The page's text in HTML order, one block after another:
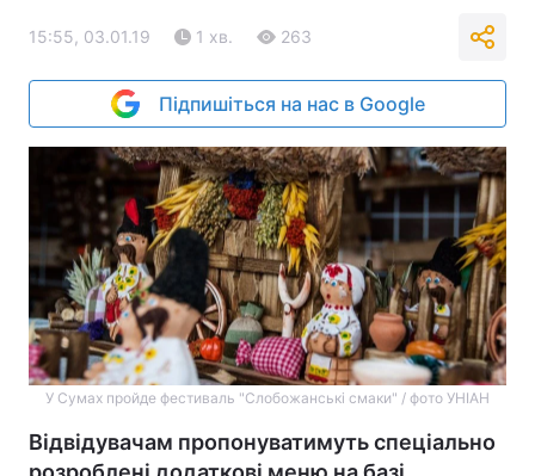
15:55, 03.01.19 1 хв. 263
Підпишіться на нас в Google
У Сумах пройде фестиваль "Слобожанські смаки" / фото УНІАН
Відвідувачам пропонуватимуть спеціально